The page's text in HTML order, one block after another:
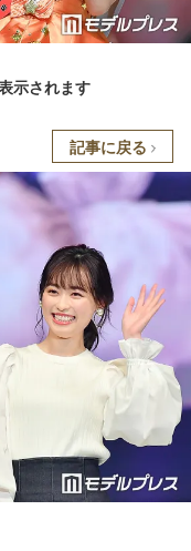
示されます
記事に戻る